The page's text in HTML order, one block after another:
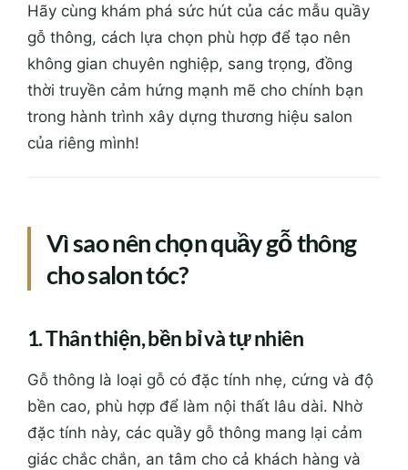
Hãy cùng khám phá sức hút của các mẫu quầy
gỗ thông, cách lựa chọn phù hợp để tạo nên
không gian chuyên nghiệp, sang trọng, đồng
thời truyền cảm hứng mạnh mẽ cho chính bạn
trong hành trình xây dựng thương hiệu salon
của riêng mình!
Vì sao nên chọn quầy gỗ thông
cho salon tóc?
1. Thân thiện, bền bỉ và tự nhiên
Gỗ thông là loại gỗ có đặc tính nhẹ, cứng và độ
bền cao, phù hợp để làm nội thất lâu dài. Nhờ
đặc tính này, các quầy gỗ thông mang lại cảm
giác chắc chắn, an tâm cho cả khách hàng và